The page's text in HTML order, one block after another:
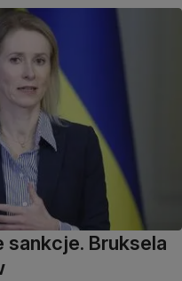
sankcje. Bruksela